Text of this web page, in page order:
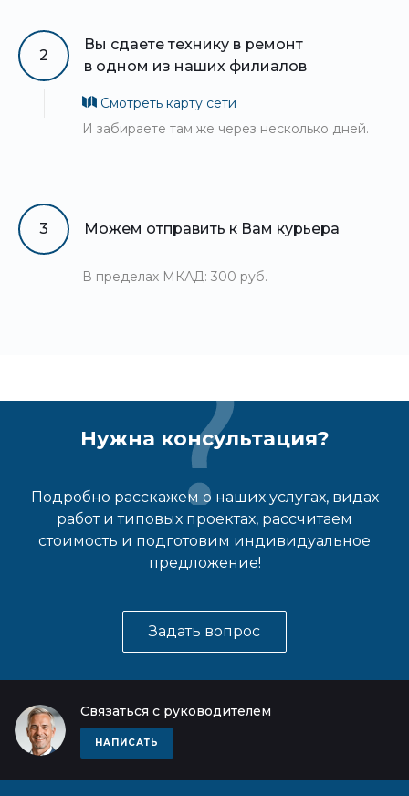
2
Вы сдаете технику в ремонт
в одном из наших филиалов
Смотреть карту сети
И забираете там же через несколько дней.
3 Можем отправить к Вам курьера
В пределах МКАД: 300 руб.
Нужна консультация?
Подробно расскажем о наших услугах, видах
работ и типовых проектах, рассчитаем
стоимость и подготовим индивидуальное
предложение!
Задать вопрос
Связаться с руководителем
НАПИСАТЬ